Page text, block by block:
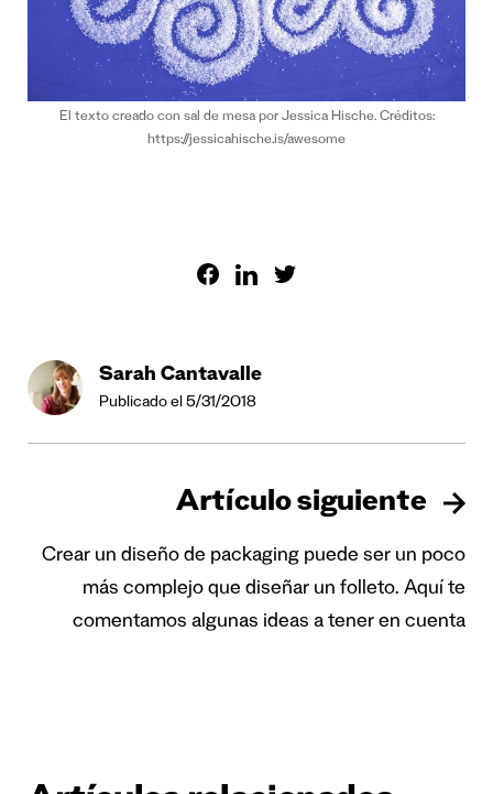
El texto creado con sal de mesa por Jessica Hische. Créditos:
https://jessicahische.is/awesome
Sarah Cantavalle
Publicado el 5/31/2018
Artículo siguiente
Crear un diseño de packaging puede ser un poco
más complejo que diseñar un folleto. Aquí te
comentamos algunas ideas a tener en cuenta